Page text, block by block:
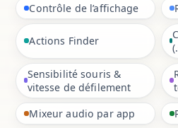
Contrôle de l’affichage
Actions Finder
Sensibilité souris &
vitesse de défilement
Mixeur audio par app